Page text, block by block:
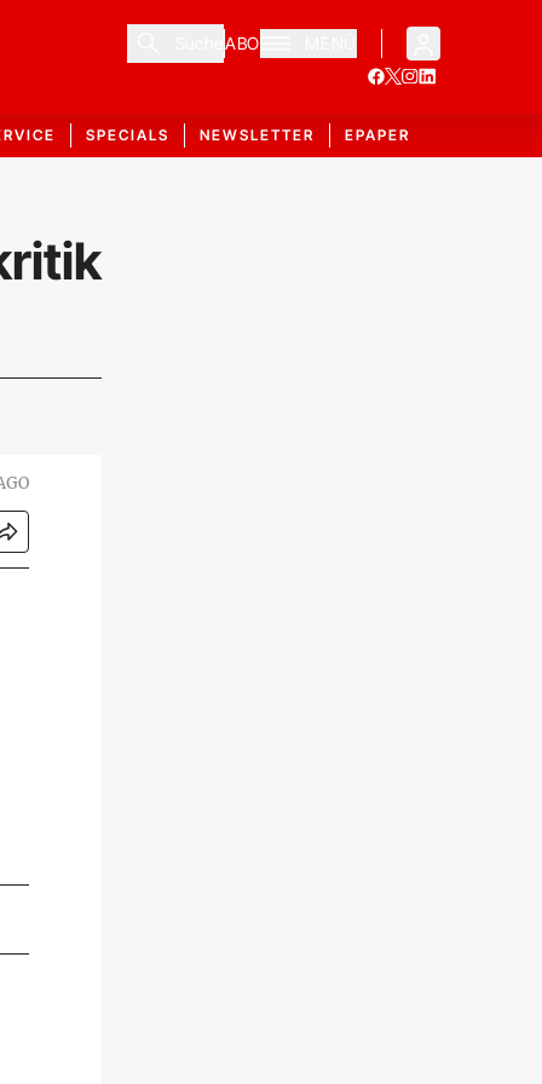
ABO
SPECIALS NEWSLETTER EPAPER